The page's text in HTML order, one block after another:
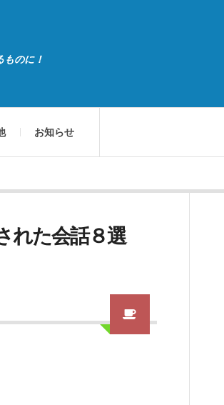
のに！
お知らせ
れた会話８選